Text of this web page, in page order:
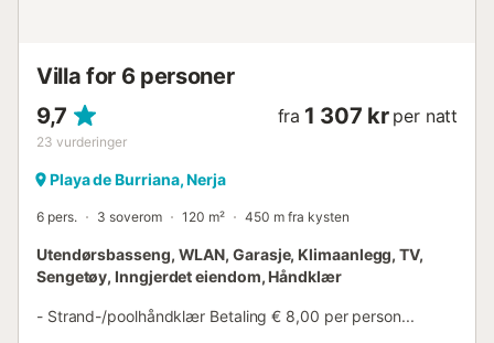
Villa for 6 personer
9,7
23 vurderinger
fra 1 307 kr per natt
Playa de Burriana, Nerja
6 pers. 3 soverom 120 m² 450 m fra kysten
Utendørsbasseng, WLAN, Garasje, Klimaanlegg, TV,
Sengetøy, Inngjerdet eiendom, Håndklær
- Strand-/poolhåndklær Betaling € 8,00 per person...